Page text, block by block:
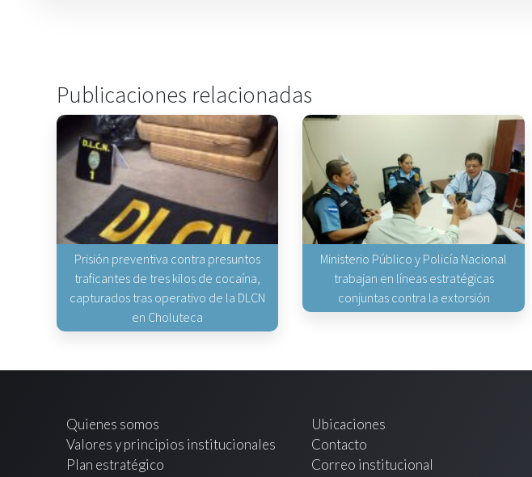
Publicaciones relacionadas
Prisión preventiva contra presuntos
traficantes de tres kilos de cocaína,
capturados tras operativo de la DLCN
en Choluteca
Ministerio Público y Policía Nacional
trabajan en líneas estratégicas
conjuntas contra la extorsión
Quienes somos
Valores y principios institucionales
Plan estratégico
Ubicaciones
Contacto
Correo institucional